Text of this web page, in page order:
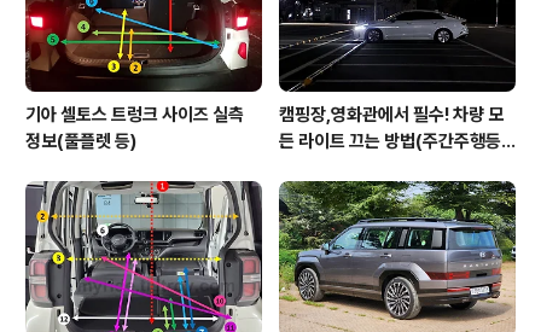
무 크지 않은 차량을 원하는 분들에게는..
기아 셀토스 트렁크 사이즈 실측
정보(풀플렛 등)
캠핑장,영화관에서 필수! 차량 모
든 라이트 끄는 방법(주간주행등D